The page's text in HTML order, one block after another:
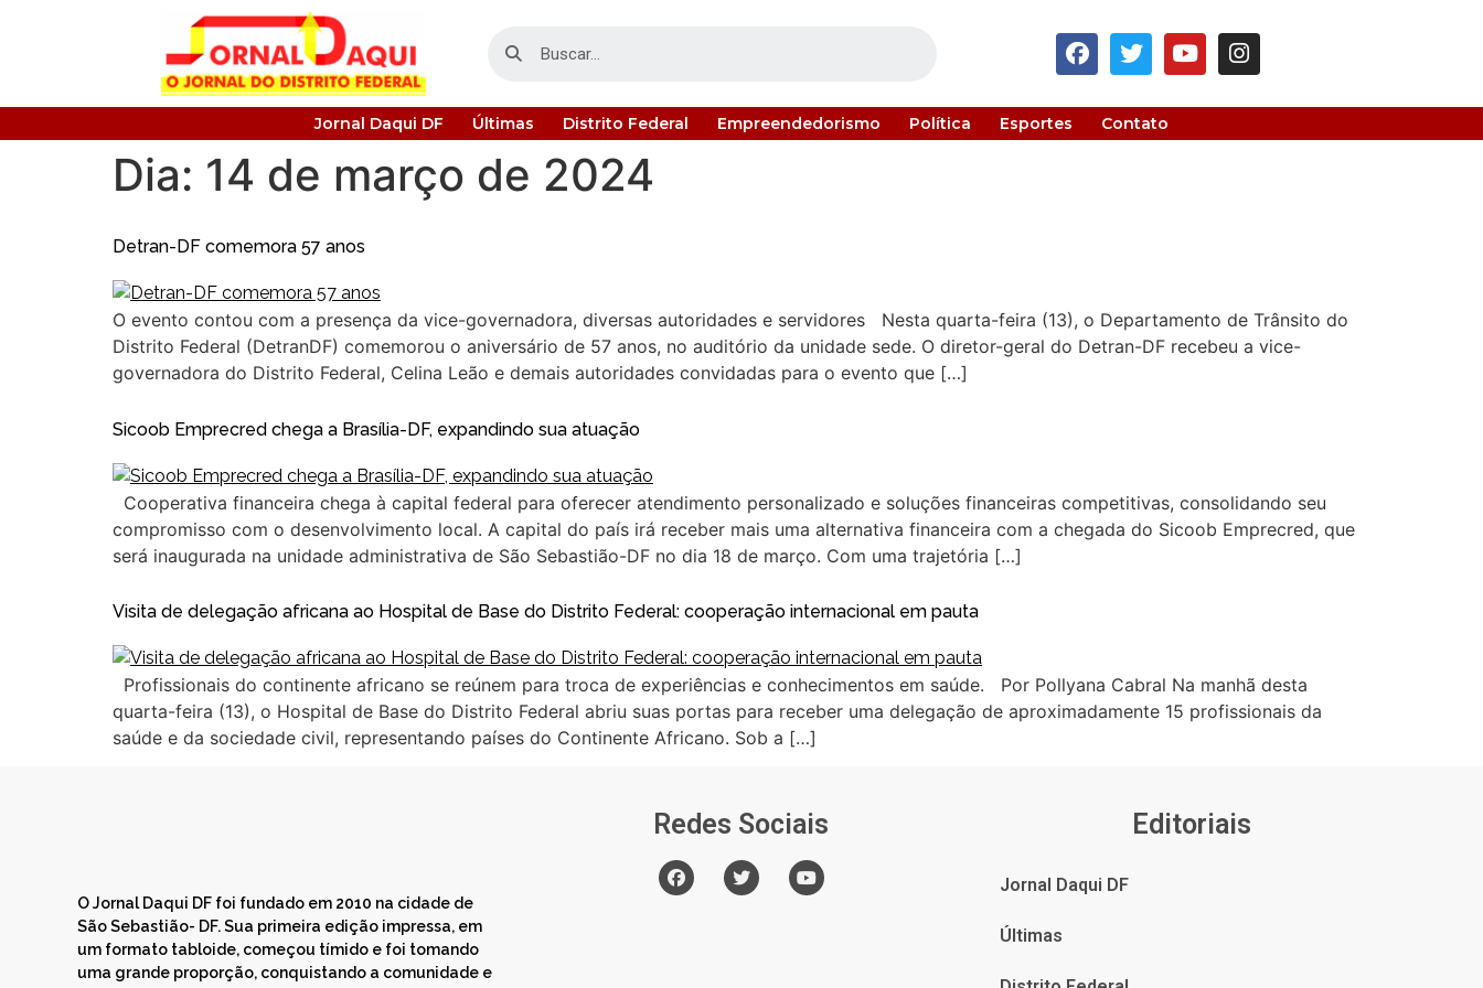
Jornal Daqui DF Últimas Distrito Federal Empreendedorismo Política Esportes Contato
Dia: 14 de março de 2024
Detran-DF comemora 57 anos
O evento contou com a presença da vice-governadora, diversas autoridades e servidores Nesta quarta-feira (13), o Departamento de Trânsito do
Distrito Federal (DetranDF) comemorou o aniversário de 57 anos, no auditório da unidade sede. O diretor-geral do Detran-DF recebeu a vice-
governadora do Distrito Federal, Celina Leão e demais autoridades convidadas para o evento que […]
Sicoob Emprecred chega a Brasília-DF, expandindo sua atuação
Cooperativa financeira chega à capital federal para oferecer atendimento personalizado e soluções financeiras competitivas, consolidando seu
compromisso com o desenvolvimento local. A capital do país irá receber mais uma alternativa financeira com a chegada do Sicoob Emprecred, que
será inaugurada na unidade administrativa de São Sebastião-DF no dia 18 de março. Com uma trajetória […]
Visita de delegação africana ao Hospital de Base do Distrito Federal: cooperação internacional em pauta
Profissionais do continente africano se reúnem para troca de experiências e conhecimentos em saúde. Por Pollyana Cabral Na manhã desta
quarta-feira (13), o Hospital de Base do Distrito Federal abriu suas portas para receber uma delegação de aproximadamente 15 profissionais da
saúde e da sociedade civil, representando países do Continente Africano. Sob a […]
O Jornal Daqui DF foi fundado em 2010 na cidade de
São Sebastião- DF. Sua primeira edição impressa, em
um formato tabloide, começou tímido e foi tomando
uma grande proporção, conquistando a comunidade e
Redes Sociais Editoriais
Jornal Daqui DF
Últimas